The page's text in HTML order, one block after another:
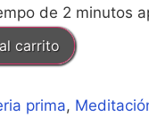
de 2 minutos
carrito
prima,